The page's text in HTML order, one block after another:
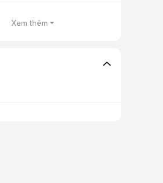
Xem thêm